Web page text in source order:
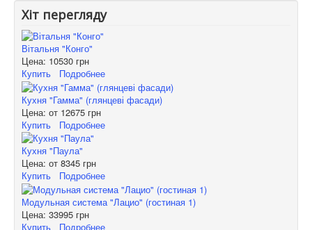
Хіт перегляду
Вітальня "Конго"
Цена: 10530 грн
Купить
Подробнее
Кухня "Гамма" (глянцеві фасади)
Цена: от 12675 грн
Купить
Подробнее
Кухня "Паула"
Цена: от 8345 грн
Купить
Подробнее
Модульная система "Лацио" (гостиная 1)
Цена: 33995 грн
Купить
Подробнее